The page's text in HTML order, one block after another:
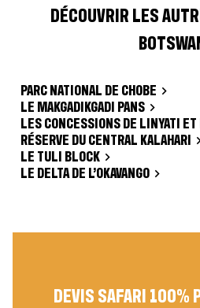
DÉCOUVRIR LES
PARC NATIONAL DE CHOBE
LE MAKGADIKGADI PANS
LES CONCESSIONS DE LINYATI ET
RÉSERVE DU CENTRAL KALAHARI
LE TULI BLOCK
LE DELTA DE L’OKAVANGO
DEVIS SAFARI 100%